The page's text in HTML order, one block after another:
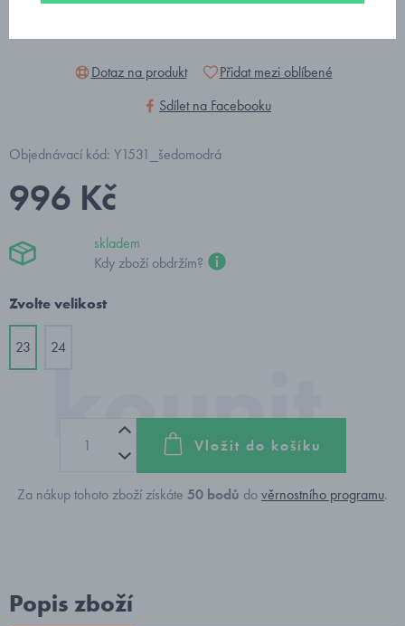
Dotaz na produkt
Přidat mezi oblíbené
Sdílet na Facebooku
Objednávací kód: Y1531_šedomodrá
996 Kč
skladem
Kdy zboží obdržím?
Zvolte velikost
23 24
Vložit do košíku
Za nákup tohoto zboží získáte 50 bodů dověrnostního programu.
Popis zboží